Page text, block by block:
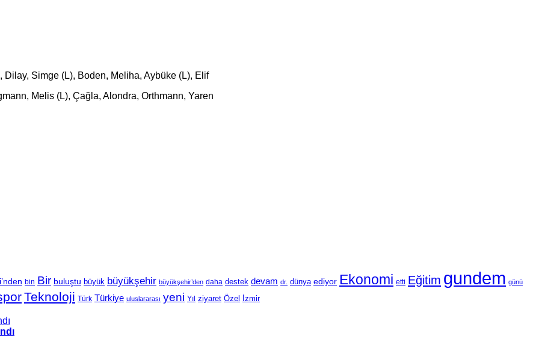
Dilay, Simge (L), Boden, Meliha, Aybüke (L), Elif
Melis (L), Çağla, Alondra, Orthmann, Yaren
bin Bir buluştu büyük büyükşehir büyükşehir’den daha destek devam dr. dünya ediyor Ekonomi etti Eğitim gundem günü
Teknoloji Türk Türkiye uluslararası yeni Yıl ziyaret Özel İzmir